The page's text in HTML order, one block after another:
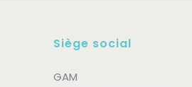
Siège social
GAM